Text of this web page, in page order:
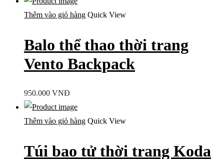
mới
Thêm vào giỏ hàng Quick View
Balo thể thao thời trang
Vento Backpack
950.000 VNĐ
Thêm vào giỏ hàng Quick View
Túi bao tử thời trang Koda